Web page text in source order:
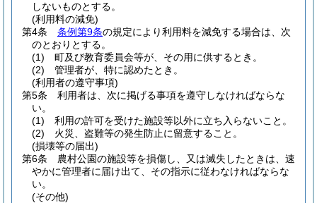
しないものとする。
(利用料の減免)
第4条
条例第9条の規定により利用料を減免する場合は、次
のとおりとする。
(1)
町及び教育委員会等が、その用に供するとき。
(2)
管理者が、特に認めたとき。
(利用者の遵守事項)
第5条
利用者は、次に掲げる事項を遵守しなければならな
い。
(1)
利用の許可を受けた施設等以外に立ち入らないこと。
(2)
火災、盗難等の発生防止に留意すること。
(損壊等の届出)
第6条
農村公園の施設等を損傷し、又は滅失したときは、速
やかに管理者に届け出て、その指示に従わなければならな
い。
(その他)